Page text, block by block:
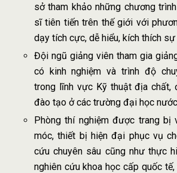
sở tham khảo những chương
sĩ tiên tiến trên thế giới với
dạy tích cực, dễ hiểu, kích thích
Đội ngũ giảng viên tham gia
có kinh nghiệm và trình độ
trong lĩnh vực Kỹ thuật địa chất,
đào tạo ở các trường đại học
Phòng thí nghiệm được trang bị
móc, thiết bị hiện đại phục vụ
cứu chuyên sâu cũng như thực
nghiên cứu khoa học cấp quốc